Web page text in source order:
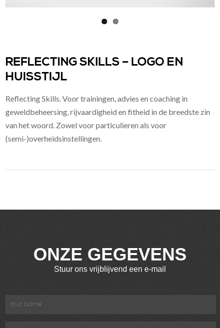
REFLECTING SKILLS – LOGO EN
HUISSTIJL
Reflecting Skills. Voor trainingen, advies en coaching in
geweldbeheersing, rijvaardigheid en fitheid in de breedste zin
van het woord. Zowel voor particulieren als voor
(semi-)overheidsinstellingen.
ONZE GEGEVENS
Stuur ons vrijblijvend een e-mail